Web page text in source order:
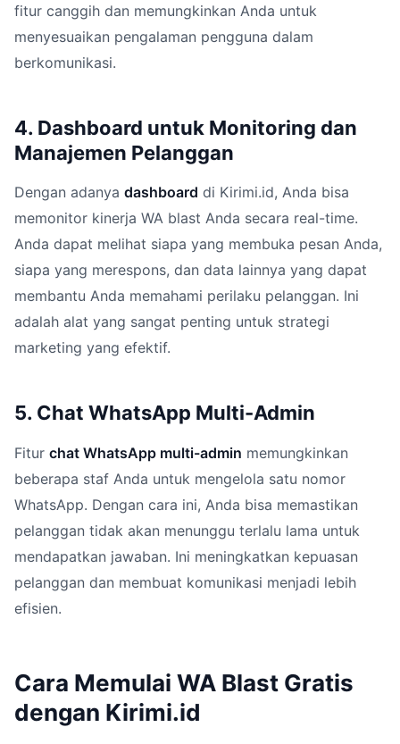
fitur canggih dan memungkinkan Anda untuk
menyesuaikan pengalaman pengguna dalam
berkomunikasi.
4. Dashboard untuk Monitoring dan
Manajemen Pelanggan
Dengan adanya dashboard di Kirimi.id, Anda bisa
memonitor kinerja WA blast Anda secara real-time.
Anda dapat melihat siapa yang membuka pesan Anda,
siapa yang merespons, dan data lainnya yang dapat
membantu Anda memahami perilaku pelanggan. Ini
adalah alat yang sangat penting untuk strategi
marketing yang efektif.
5. Chat WhatsApp Multi-Admin
Fitur chat WhatsApp multi-admin memungkinkan
beberapa staf Anda untuk mengelola satu nomor
WhatsApp. Dengan cara ini, Anda bisa memastikan
pelanggan tidak akan menunggu terlalu lama untuk
mendapatkan jawaban. Ini meningkatkan kepuasan
pelanggan dan membuat komunikasi menjadi lebih
efisien.
Cara Memulai WA Blast Gratis
dengan Kirimi.id